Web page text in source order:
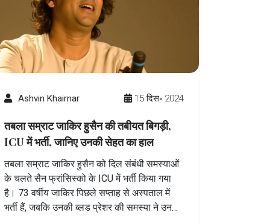
Ashvin Khairnar 15 दिस॰ 2024
तबला सम्राट जाकिर हुसैन की तबीयत बिगड़ी,
ICU में भर्ती, जानिए उनकी सेहत का हाल
तबला सम्राट जाकिर हुसैन को दिल संबंधी समस्याओं
के चलते सैन फ्रांसिस्को के ICU में भर्ती किया गया
है। 73 वर्षीय जाकिर पिछले सप्ताह से अस्पताल में
भर्ती हैं, जबकि उनकी ब्लड प्रेशर की समस्या ने उनकी